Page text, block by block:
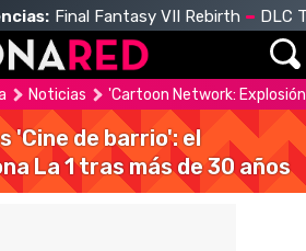
Final Fantasy VII Rebirth DLC
Noticias 'Cartoon Network:
'Cine de barrio': el
La 1 tras más de 30 años